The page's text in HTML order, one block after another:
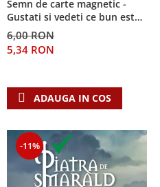
Despre afaceri
Dezvoltare personala
Leadership
Mediu
Semn de carte magnetic -
Gustati si vedeti ce bun este
Domnul!
6,00 RON
5,34 RON
ADAUGA IN COS
-11%